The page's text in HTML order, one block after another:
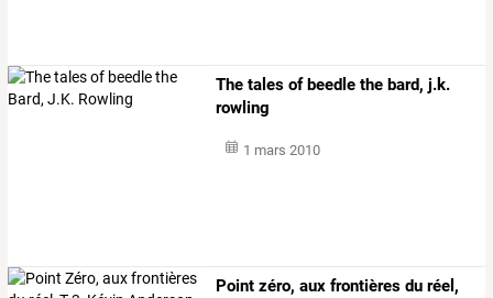
The tales of beedle the bard, j.k.
rowling
1 mars 2010
Point zéro, aux frontières du réel,